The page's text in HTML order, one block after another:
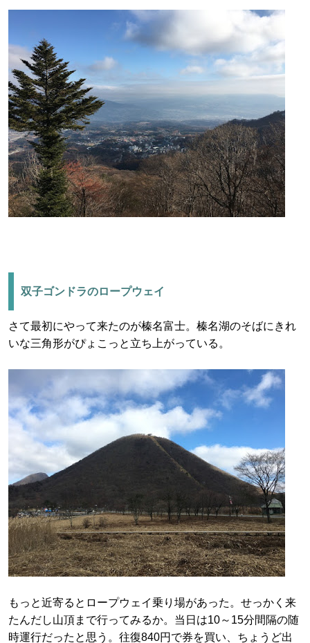
双子ゴンドラのロープウェイ
さて最初にやって来たのが榛名富士。榛名湖のそばにきれ
いな三角形がぴょこっと立ち上がっている。
もっと近寄るとロープウェイ乗り場があった。せっかく来
たんだし山頂まで行ってみるか。当日は10～15分間隔の随
時運行だったと思う。往復840円で券を買い、ちょうど出